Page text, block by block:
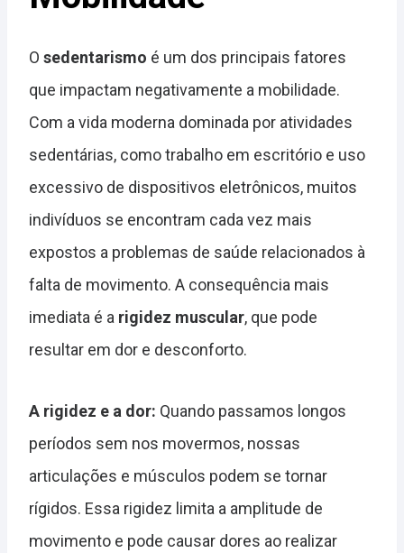
O sedentarismo é um dos principais fatores
que impactam negativamente a mobilidade.
Com a vida moderna dominada por atividades
sedentárias, como trabalho em escritório e uso
excessivo de dispositivos eletrônicos, muitos
indivíduos se encontram cada vez mais
expostos a problemas de saúde relacionados à
falta de movimento. A consequência mais
imediata é a rigidez muscular, que pode
resultar em dor e desconforto.
A rigidez e a dor: Quando passamos longos
períodos sem nos movermos, nossas
articulações e músculos podem se tornar
rígidos. Essa rigidez limita a amplitude de
movimento e pode causar dores ao realizar